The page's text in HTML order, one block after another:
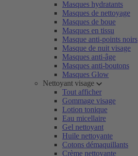
Masques hydratants
Masques de nettoyage
Masques de boue
Masques en tissu
Masque anti-points noirs
Masque de nuit visage
Masques anti-âge
Masques anti-boutons
Masques Glow
Nettoyant visage
Tout afficher
Gommage visage
Lotion tonique
Eau micellaire
Gel nettoyant
Huile nettoyante
Cotons démaquillants
Crème nettoyante